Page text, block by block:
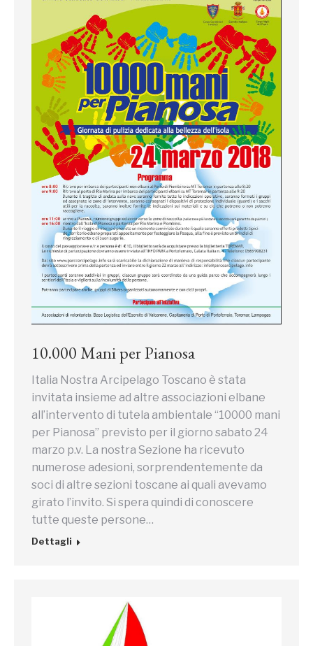
10.000 Mani per Pianosa
Italia Nostra Arcipelago Toscano è stata
invitata insieme ad altre associazioni elbane
all’intervento di tutela ambientale “10000 mani
per Pianosa” previsto per il giorno sabato 24
marzo p.v. La nostra Sezione ha ricevuto
numerose adesioni, sorprendentemente da
soci di altre sezioni toscane ai quali avevamo
girato l’invito. Si spera quindi di conoscere
tutte queste persone…
Dettagli